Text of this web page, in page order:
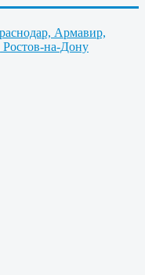
Армавир,
на-Дону